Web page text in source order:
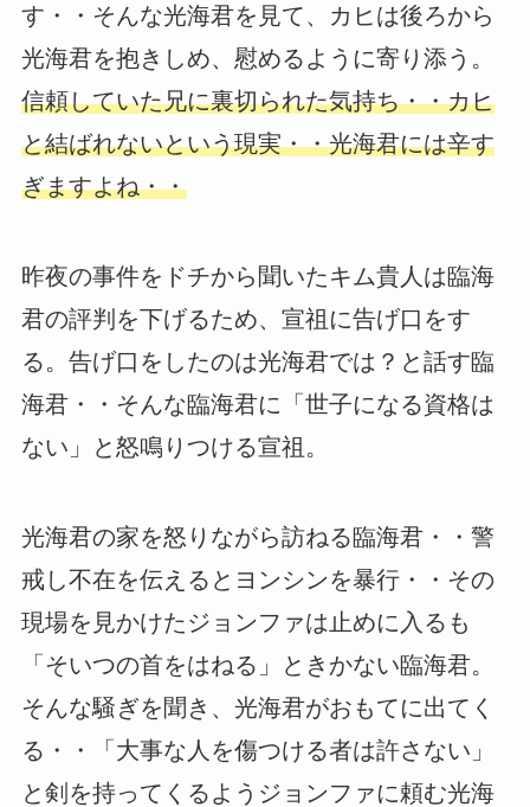
す・・そんな光海君を見て、カヒは後ろから
光海君を抱きしめ、慰めるように寄り添う。
信頼していた兄に裏切られた気持ち・・カヒ
と結ばれないという現実・・光海君には辛す
ぎますよね・・
昨夜の事件をドチから聞いたキム貴人は臨海
君の評判を下げるため、宣祖に告げ口をす
る。告げ口をしたのは光海君では？と話す臨
海君・・そんな臨海君に「世子になる資格は
ない」と怒鳴りつける宣祖。
光海君の家を怒りながら訪ねる臨海君・・警
戒し不在を伝えるとヨンシンを暴行・・その
現場を見かけたジョンファは止めに入るも
「そいつの首をはねる」ときかない臨海君。
そんな騒ぎを聞き、光海君がおもてに出てく
る・・「大事な人を傷つける者は許さない」
と剣を持ってくるようジョンファに頼む光海